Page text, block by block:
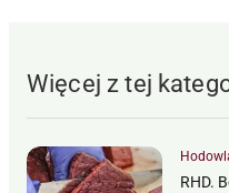
Więcej z tej
RHD.